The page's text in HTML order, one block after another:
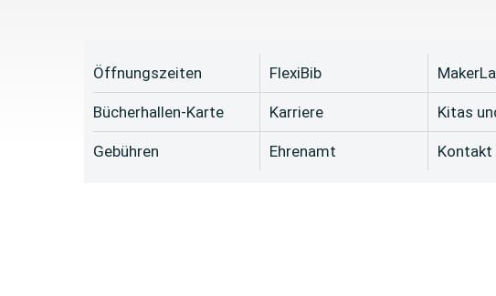
Öffnungszeiten
Bücherhallen-Karte
Gebühren
FlexiBib
Karriere
Ehrenamt
Kitas
Kontakt